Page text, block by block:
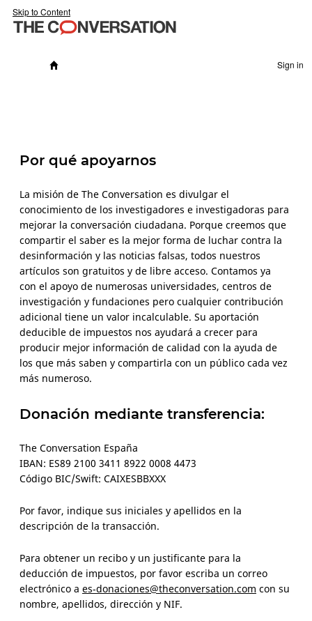
Skip to Content
Sign in
Por qué apoyarnos
La misión de The Conversation es divulgar el
conocimiento de los investigadores e investigadoras para
mejorar la conversación ciudadana. Porque creemos que
compartir el saber es la mejor forma de luchar contra la
desinformación y las noticias falsas, todos nuestros
artículos son gratuitos y de libre acceso. Contamos ya
con el apoyo de numerosas universidades, centros de
investigación y fundaciones pero cualquier contribución
adicional tiene un valor incalculable. Su aportación
deducible de impuestos nos ayudará a crecer para
producir mejor información de calidad con la ayuda de
los que más saben y compartirla con un público cada vez
más numeroso.
Donación mediante transferencia:
The Conversation España
IBAN: ES89 2100 3411 8922 0008 4473
Código BIC/Swift: CAIXESBBXXX
Por favor, indique sus iniciales y apellidos en la
descripción de la transacción.
Para obtener un recibo y un justificante para la
deducción de impuestos, por favor escriba un correo
electrónico a es‑donaciones@theconversation.com con su
nombre, apellidos, dirección y NIF.